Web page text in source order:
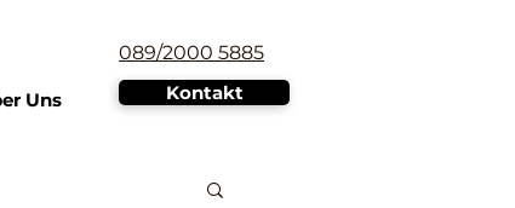
Uns
089/2000 5885
Kontakt